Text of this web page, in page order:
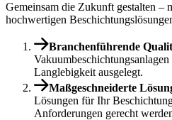
Gemeinsam die Zukunft gestalten –
hochwertigen
Branchenführende
Langlebigkeit ausgelegt.
Maßgeschneiderte
Lösungen für Ihr
Anforderungen gerecht